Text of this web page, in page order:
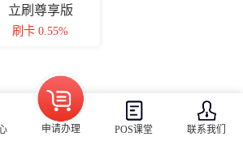
立刷尊享版
刷卡 0.55%
申请办理 POS课堂 联系我们